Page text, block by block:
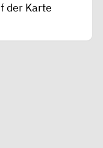
der Karte